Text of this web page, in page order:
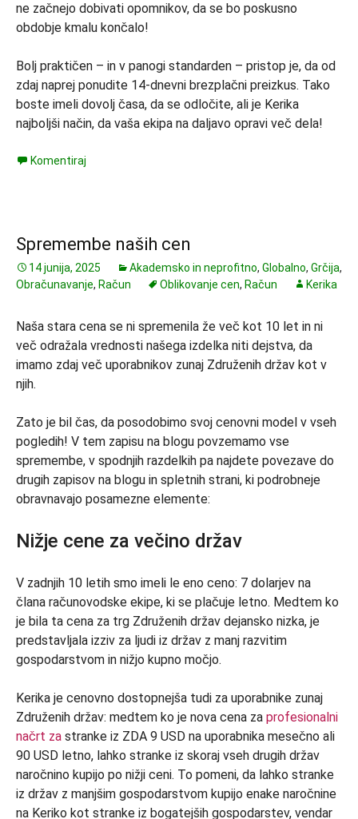
ne začnejo dobivati opomnikov, da se bo poskusno
obdobje kmalu končalo!
Bolj praktičen – in v panogi standarden – pristop je, da od
zdaj naprej ponudite 14-dnevni brezplačni preizkus. Tako
boste imeli dovolj časa, da se odločite, ali je Kerika
najboljši način, da vaša ekipa na daljavo opravi več dela!
Komentiraj
Spremembe naših cen
14 junija, 2025 Akademsko in neprofitno, Globalno, Grčija,
Obračunavanje, Račun Oblikovanje cen, Račun Kerika
Naša stara cena se ni spremenila že več kot 10 let in ni
več odražala vrednosti našega izdelka niti dejstva, da
imamo zdaj več uporabnikov zunaj Združenih držav kot v
njih.
Zato je bil čas, da posodobimo svoj cenovni model v vseh
pogledih! V tem zapisu na blogu povzemamo vse
spremembe, v spodnjih razdelkih pa najdete povezave do
drugih zapisov na blogu in spletnih strani, ki podrobneje
obravnavajo posamezne elemente:
Nižje cene za večino držav
V zadnjih 10 letih smo imeli le eno ceno: 7 dolarjev na
člana računovodske ekipe, ki se plačuje letno. Medtem ko
je bila ta cena za trg Združenih držav dejansko nizka, je
predstavljala izziv za ljudi iz držav z manj razvitim
gospodarstvom in nižjo kupno močjo.
Kerika je cenovno dostopnejša tudi za uporabnike zunaj
Združenih držav: medtem ko je nova cena za profesionalni
načrt za stranke iz ZDA 9 USD na uporabnika mesečno ali
90 USD letno, lahko stranke iz skoraj vseh drugih držav
naročnino kupijo po nižji ceni. To pomeni, da lahko stranke
iz držav z manjšim gospodarstvom kupijo enake naročnine
na Keriko kot stranke iz bogatejših gospodarstev, vendar